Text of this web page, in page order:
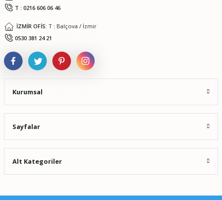
T : 0216 606 06 46
İZMİR OFİS: T : Balçova / İzmir
0530 381 24 21
Kurumsal
Sayfalar
Alt Kategoriler